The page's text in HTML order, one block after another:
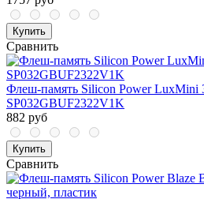
Купить
Сравнить
Флеш-память Silicon Power LuxMini
SP032GBUF2322V1K
882 руб
Купить
Сравнить